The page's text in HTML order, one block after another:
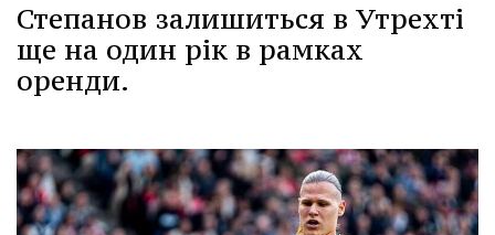
Степанов залишиться в Утрехті
ще на один рік в рамках
оренди.